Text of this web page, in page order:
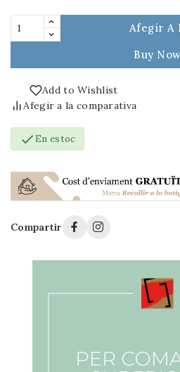
Afegir A
Buy Now
Add to Wishlist
Afegir a la comparativa
 En estoc
Compartir